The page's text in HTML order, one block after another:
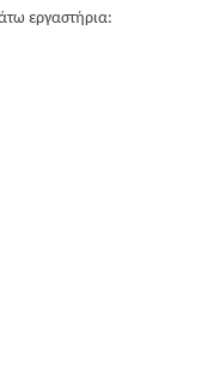
εργαστήρια: